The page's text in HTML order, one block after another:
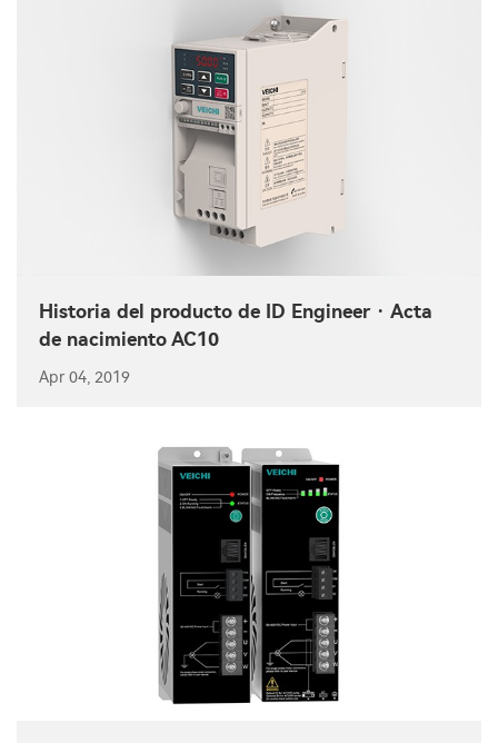
Historia del producto de ID Engineer · Acta
de nacimiento AC10
Apr 04, 2019